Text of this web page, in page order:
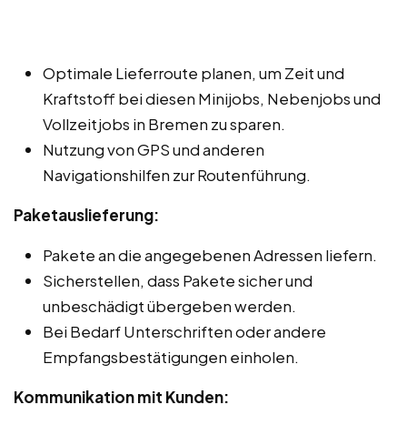
Optimale Lieferroute planen, um Zeit und
Kraftstoff bei diesen Minijobs, Nebenjobs und
Vollzeitjobs in Bremen zu sparen.
Nutzung von GPS und anderen
Navigationshilfen zur Routenführung.
Paketauslieferung:
Pakete an die angegebenen Adressen liefern.
Sicherstellen, dass Pakete sicher und
unbeschädigt übergeben werden.
Bei Bedarf Unterschriften oder andere
Empfangsbestätigungen einholen.
Kommunikation mit Kunden: